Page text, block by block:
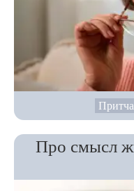
Притча
Про смысл